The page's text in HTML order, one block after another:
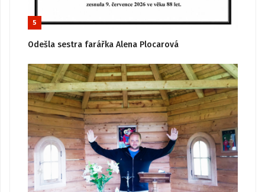
5
Odešla sestra farářka Alena Plocarová